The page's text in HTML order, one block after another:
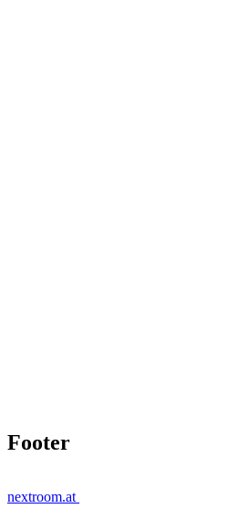
Footer
nextroom.at